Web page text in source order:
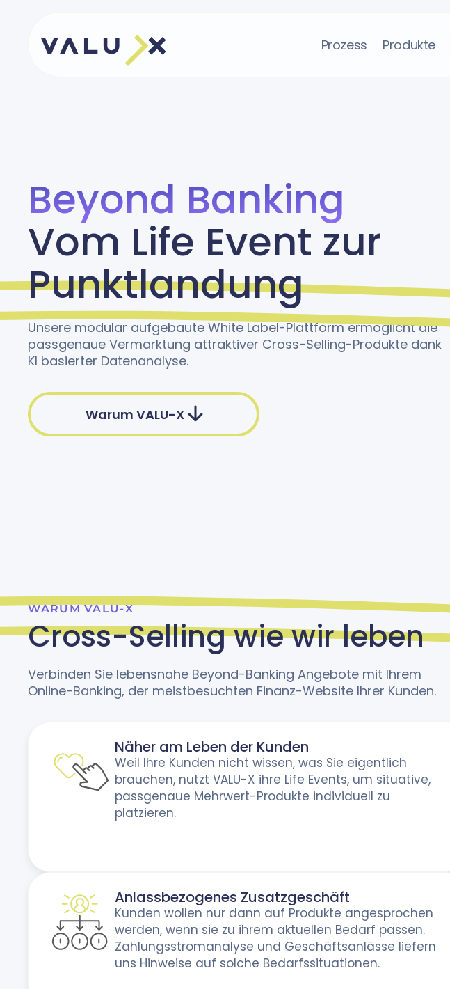
Prozess Produkte
Beyond Banking
Vom Life Event zur
Punktlandung
Unsere modular aufgebaute White Label-Plattform ermöglicht die
passgenaue Vermarktung attraktiver Cross-Selling-Produkte dank
KI basierter Datenanalyse.
Warum VALU-X
WARUM VALU-X
Cross-Selling wie wir leben
Verbinden Sie lebensnahe Beyond-Banking Angebote mit Ihrem
Online-Banking, der meist­besuchten Finanz-Website Ihrer Kunden.
Näher am Leben der Kunden
Weil Ihre Kunden nicht wissen, was Sie eigentlich
brauchen, nutzt VALU-X ihre Life Events, um situative,
passgenaue Mehrwert-Produkte individuell zu
platzieren.
Anlassbezogenes Zusatzgeschäft
Kunden wollen nur dann auf Produkte angesprochen
werden, wenn sie zu ihrem aktuellen Bedarf passen.
Zahlungsstromanalyse und Geschäftsanlässe liefern
uns Hinweise auf solche Bedarfssituationen.